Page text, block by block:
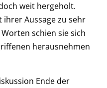
weit hergeholt.
Aussage zu sehr
schien sie sich
herausnehmen
Ende der